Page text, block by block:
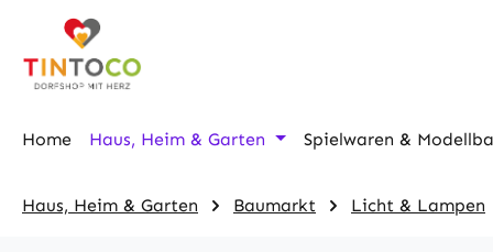
Hauptinhalt springen
Zur Suche springen
Zur Hauptnavigation springen
Home Haus, Heim & Garten Spielwaren &
Haus, Heim & Garten Baumarkt Licht & Lampen